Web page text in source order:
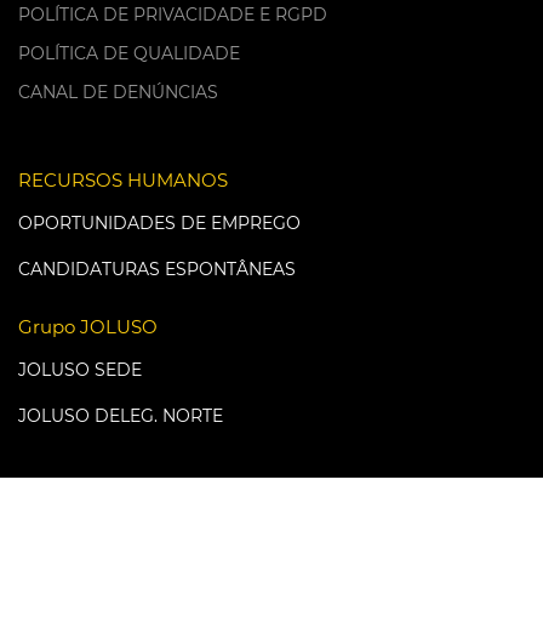
POLÍTICA DE PRIVACIDADE E RGPD
POLÍTICA DE QUALIDADE
CANAL DE DENÚNCIAS
RECURSOS HUMANOS
OPORTUNIDADES DE EMPREGO
CANDIDATURAS ESPONTÂNEAS
Grupo JOLUSO
JOLUSO SEDE
JOLUSO DELEG. NORTE